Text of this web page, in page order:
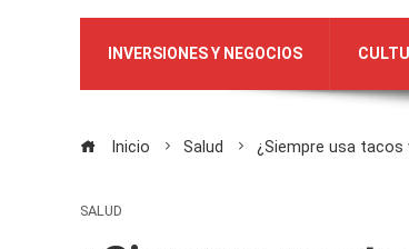
INVERSIONES Y NEGOCIOS
Inicio Salud ¿Siempre usa
SALUD